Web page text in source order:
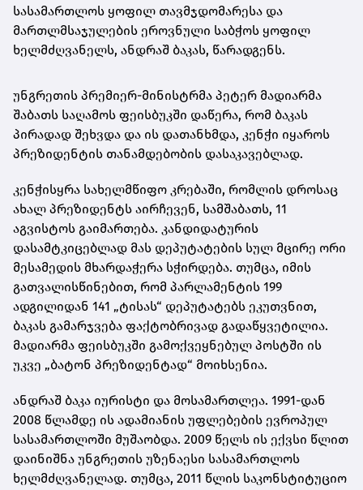
სასამართლოს ყოფილ თავმჯდომარესა და
მართლმსაჯულების ეროვნული საბჭოს ყოფილ
ხელმძღვანელს, ანდრაშ ბაკას, წარადგენს.
უნგრეთის პრემიერ-მინისტრმა პეტერ მადიარმა
შაბათს საღამოს ფეისბუკში დაწერა, რომ ბაკას
პირადად შეხვდა და ის დათანხმდა, კენჭი იყაროს
პრეზიდენტის თანამდებობის დასაკავებლად.
კენჭისყრა სახელმწიფო კრებაში, რომლის დროსაც
ახალ პრეზიდენტს აირჩევენ, სამშაბათს, 11
აგვისტოს გაიმართება. კანდიდატურის
დასამტკიცებლად მას დეპუტატების სულ მცირე ორი
მესამედის მხარდაჭერა სჭირდება. თუმცა, იმის
გათვალისწინებით, რომ პარლამენტის 199
ადგილიდან 141 „ტისას“ დეპუტატებს ეკუთვნით,
ბაკას გამარჯვება ფაქტობრივად გადაწყვეტილია.
მადიარმა ფეისბუკში გამოქვეყნებულ პოსტში ის
უკვე „ბატონ პრეზიდენტად“ მოიხსენია.
ანდრაშ ბაკა იურისტი და მოსამართლეა. 1991-დან
2008 წლამდე ის ადამიანის უფლებების ევროპულ
სასამართლოში მუშაობდა. 2009 წელს ის ექვსი წლით
დაინიშნა უნგრეთის უზენაესი სასამართლოს
ხელმძღვანელად. თუმცა, 2011 წლის საკონსტიტუციო